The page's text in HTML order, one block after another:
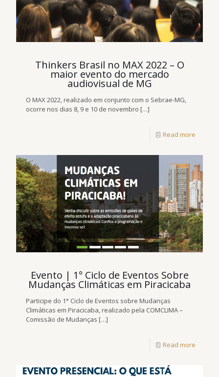
Thinkers Brasil no MAX 2022 – O
maior evento do mercado
audiovisual de MG
O MAX 2022, realizado em conjunto com o Sebrae-MG,
ocorre nos dias 8, 9 e 10 de novembro […]
Read more
Evento | 1° Ciclo de Eventos Sobre
Mudanças Climáticas em Piracicaba
Participe do 1° Ciclo de Eventos sobre Mudanças
Climáticas em Piracicaba, realizado pela COMCLIMA –
Comissão de Mudanças […]
Read more